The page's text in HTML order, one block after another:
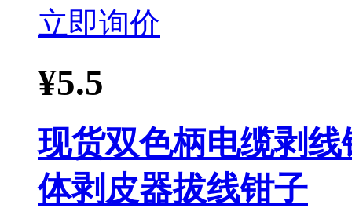
立即询价
¥5.5
现货双色柄电缆剥
体剥皮器拔线钳子